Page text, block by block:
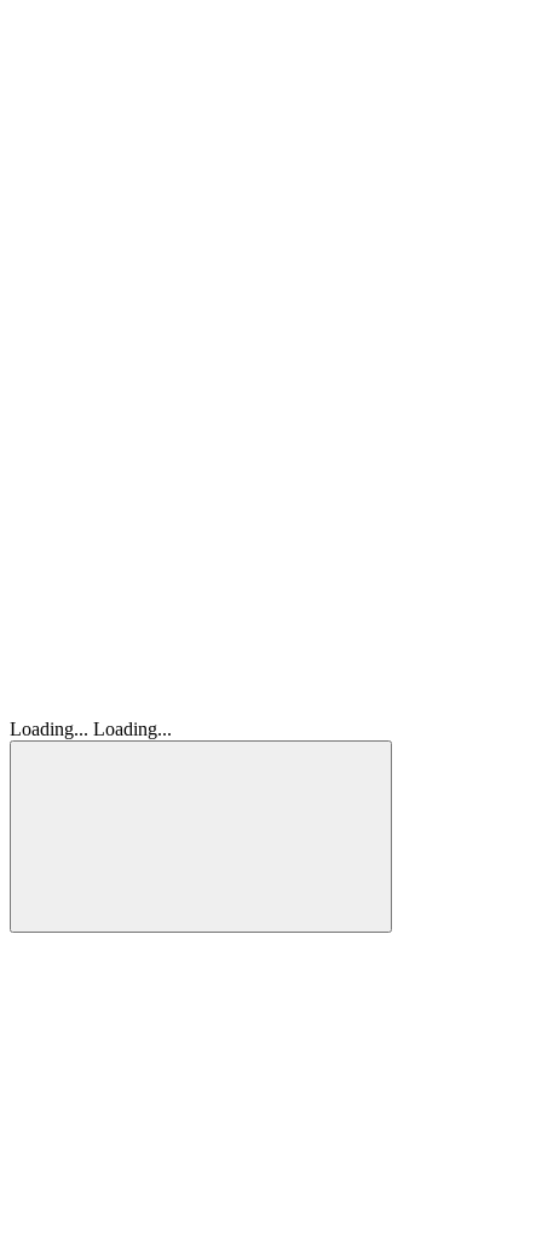
Loading... Loading...